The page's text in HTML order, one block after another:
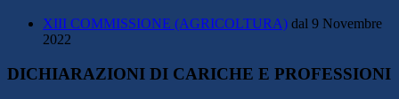
XIII COMMISSIONE (AGRICOLTURA) dal 9 Novembre
2022
DICHIARAZIONI DI CARICHE E PROFESSIONI